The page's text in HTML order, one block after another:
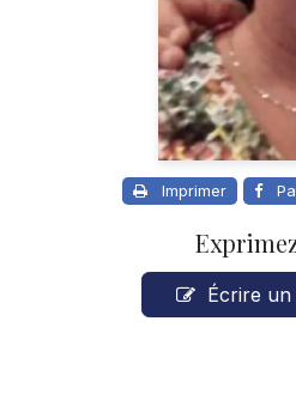
Imprimer
Écrire un